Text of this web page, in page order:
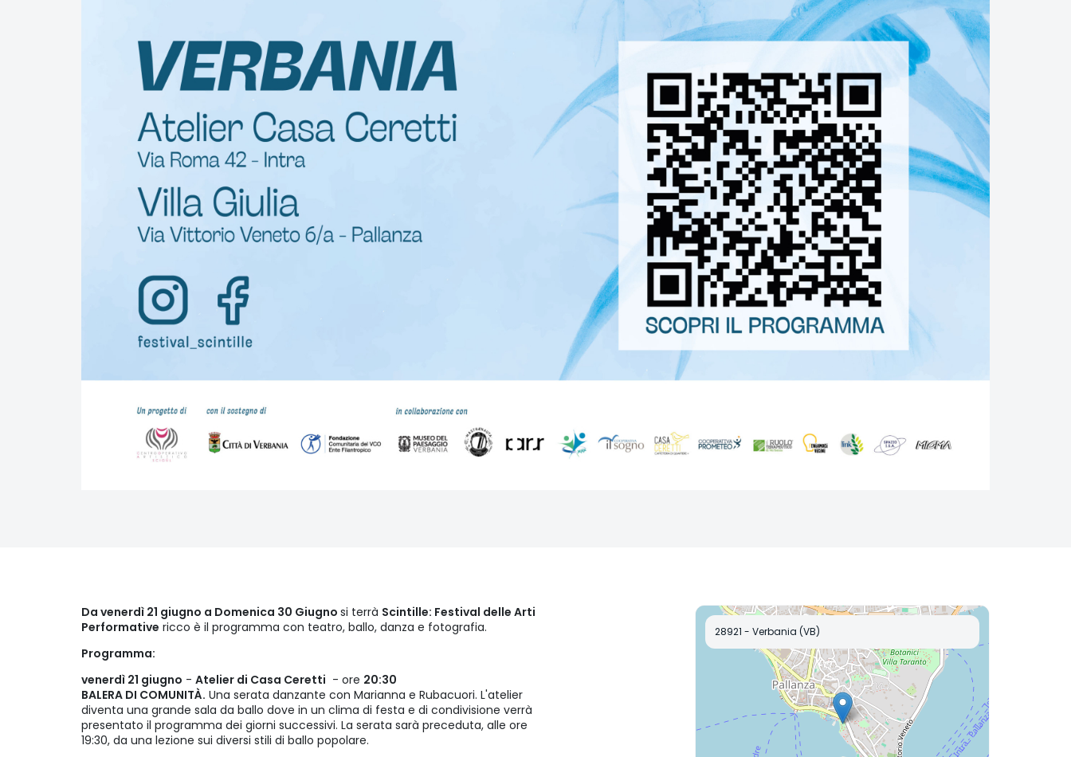
Da venerdì 21 giugno a Domenica 30 Giugno si terrà Scintille: Festival delle Arti
Performative ricco è il programma con teatro, ballo, danza e fotografia.
Programma:
venerdì 21 giugno - Atelier di Casa Ceretti - ore 20:30
BALERA DI COMUNITÀ. Una serata danzante con Marianna e Rubacuori. L'atelier
diventa una grande sala da ballo dove in un clima di festa e di condivisione verrà
presentato il programma dei giorni successivi. La serata sarà preceduta, alle ore
19:30, da una lezione sui diversi stili di ballo popolare.
28921 - Verbania (VB)